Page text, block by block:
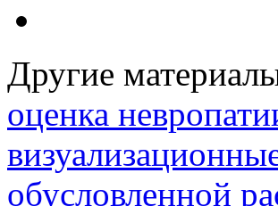
Другие
оценка
обусловленной